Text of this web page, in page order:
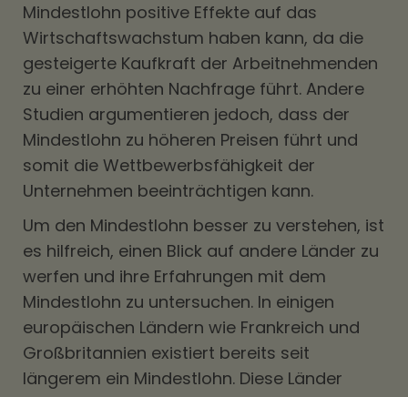
Mindestlohn positive Effekte auf das
Wirtschaftswachstum haben kann, da die
gesteigerte Kaufkraft der Arbeitnehmenden
zu einer erhöhten Nachfrage führt. Andere
Studien argumentieren jedoch, dass der
Mindestlohn zu höheren Preisen führt und
somit die Wettbewerbsfähigkeit der
Unternehmen beeinträchtigen kann.
Um den Mindestlohn besser zu verstehen, ist
es hilfreich, einen Blick auf andere Länder zu
werfen und ihre Erfahrungen mit dem
Mindestlohn zu untersuchen. In einigen
europäischen Ländern wie Frankreich und
Großbritannien existiert bereits seit
längerem ein Mindestlohn. Diese Länder